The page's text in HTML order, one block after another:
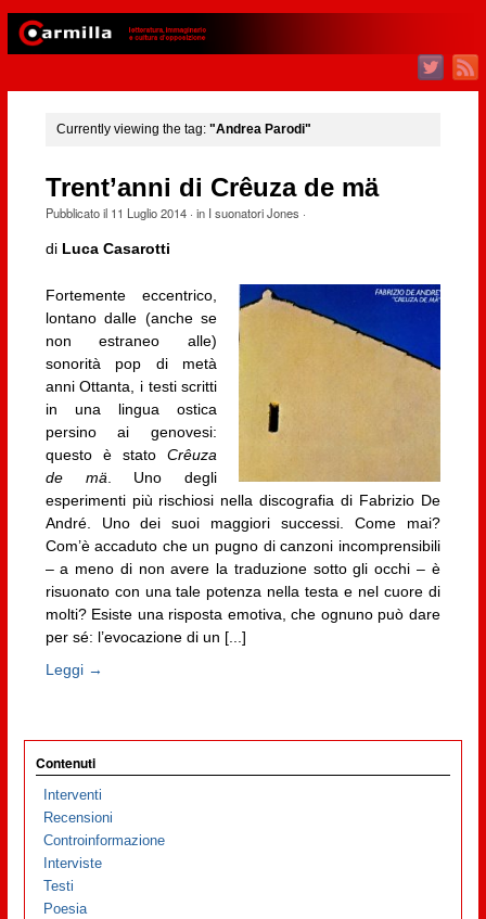
Currently viewing the tag: "Andrea Parodi"
Trent’anni di Crêuza de mä
Pubblicato il 11 Luglio 2014· in I suonatori Jones ·
di Luca Casarotti
Fortemente eccentrico,
lontano dalle (anche se
non estraneo alle)
sonorità pop di metà
anni Ottanta, i testi scritti
in una lingua ostica
persino ai genovesi:
questo è statoCrêuza
de mä. Uno degli
esperimenti più rischiosi nella discografia di Fabrizio De
André. Uno dei suoi maggiori successi. Come mai?
Com’è accaduto che un pugno di canzoni incomprensibili
– a meno di non avere la traduzione sotto gli occhi – è
risuonato con una tale potenza nella testa e nel cuore di
molti? Esiste una risposta emotiva, che ognuno può dare
per sé: l’evocazione di un [...]
Leggi →
Contenuti
Interventi
Recensioni
Controinformazione
Interviste
Testi
Poesia